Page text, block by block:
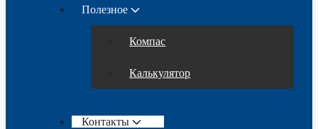
Полезное
Компас
Калькулятор
Контакты